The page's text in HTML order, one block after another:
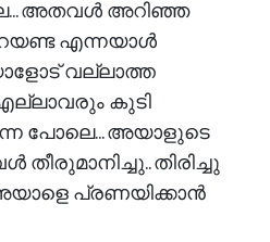
അതവൾ അറിഞ്ഞ
എന്നയാൾ
വല്ലാത്ത
കുടി
പോലെ... അയാളുടെ
തിരിച്ചു
അയാളെ പ്രണയിക്കാൻ